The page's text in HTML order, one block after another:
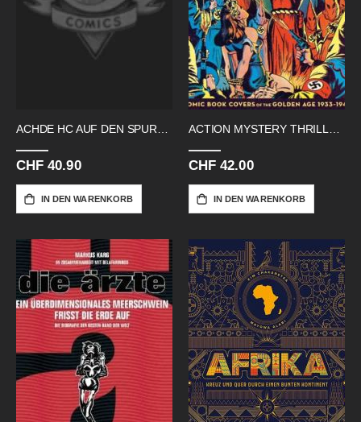
ACHDE HC AUF DEN SPUREN VON
CHF 40.90
IN DEN WARENKORB
ACTION MYSTERY THRILLS SC COVERS
CHF 42.00
IN DEN WARENKORB